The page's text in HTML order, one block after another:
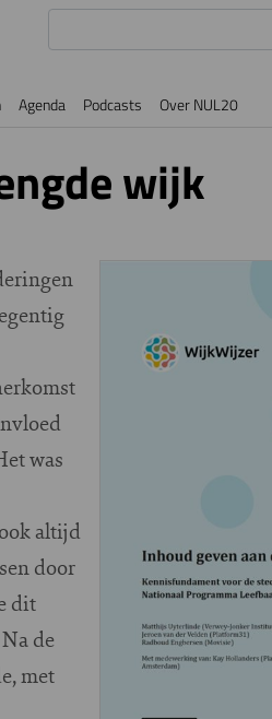
Agenda Podcasts Over NUL20
wijk
was
altijd
door
dit
de
met